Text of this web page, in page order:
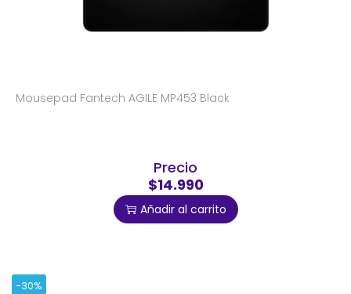
Mousepad Fantech AGILE MP453 Black
Precio
$14.990
Añadir al carrito
-30%